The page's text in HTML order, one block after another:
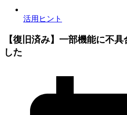
活用ヒント
【復旧済み】一部機能に不
した